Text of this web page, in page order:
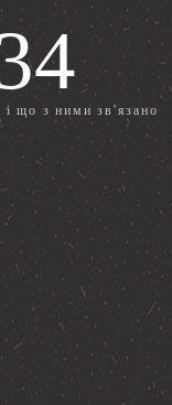
і що з ними зв'язано